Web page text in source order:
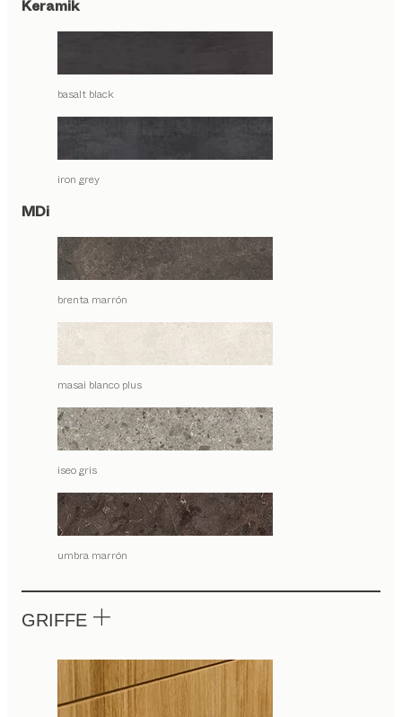
Keramik
basalt black
iron grey
MDi
brenta marrón
masai blanco plus
iseo gris
umbra marrón
GRIFFE